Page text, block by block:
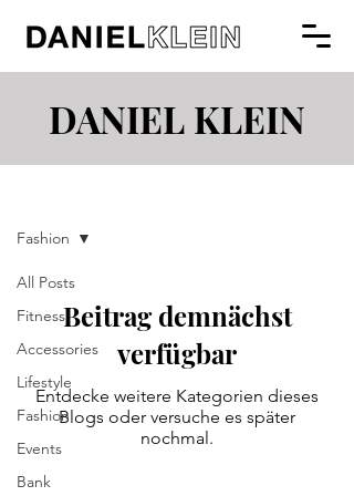
DANIEL KLEIN
All Posts
Fitness
Accessories
Lifestyle
Fashion
Events
Bank
Fashion
Beitrag demnächst
verfügbar
Entdecke weitere Kategorien dieses
Blogs oder versuche es später
nochmal.